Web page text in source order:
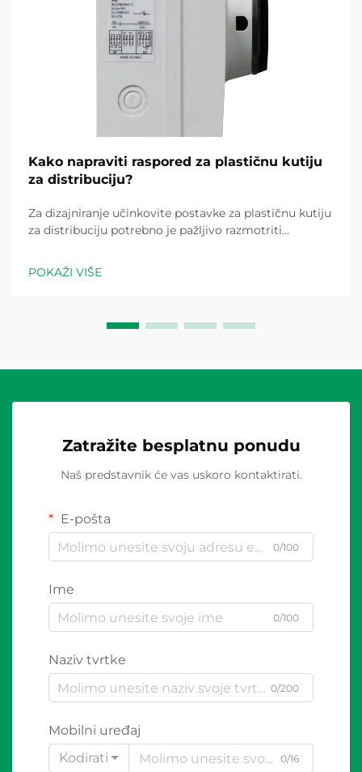
Kako napraviti raspored za plastičnu kutiju
za distribuciju?
Za dizajniranje učinkovite postavke za plastičnu kutiju
za distribuciju potrebno je pažljivo razmotriti
potrebe za ugradnjom. Dobro planirana plastična
kutija za distribuciju služi kao središnji čvorište za
POKAŽI VIŠE
Zatražite besplatnu ponudu
Naš predstavnik će vas uskoro kontaktirati.
E-pošta
0/100
Ime
0/100
Naziv tvrtke
0/200
Mobilni uređaj
Kodirati
0/16